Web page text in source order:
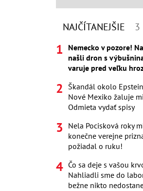
NAJČÍTANEJŠIE 3
Nemecko v pozore!
našli dron s
varuje pred veľku
Škandál okolo
Nové Mexiko žaluje
Odmieta vydať spisy
Nela Pocisková roky
konečne verejne
požiadal o ruku!
Čo sa deje s vašou
Nahliadli sme do
bežne nikto